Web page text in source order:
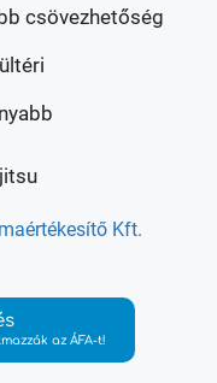
csövezhetőség
Kft.
az ÁFA-t!